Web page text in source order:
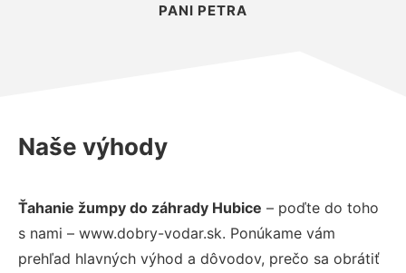
PANI PETRA
Naše výhody
Ťahanie žumpy do záhrady Hubice – poďte do toho
s nami – www.dobry-vodar.sk. Ponúkame vám
prehľad hlavných výhod a dôvodov, prečo sa obrátiť